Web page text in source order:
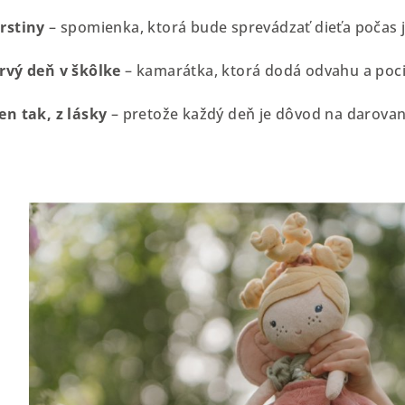
– spomienka, ktorá bude sprevádzať dieťa počas
deň v škôlke – kamarátka, ktorá dodá odvahu a
tak, z lásky – pretože každý deň je dôvod na